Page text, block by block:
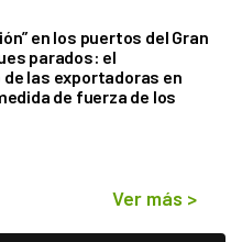
en los puertos del Gran
parados: el
las exportadoras en
de fuerza de los
Ver más >